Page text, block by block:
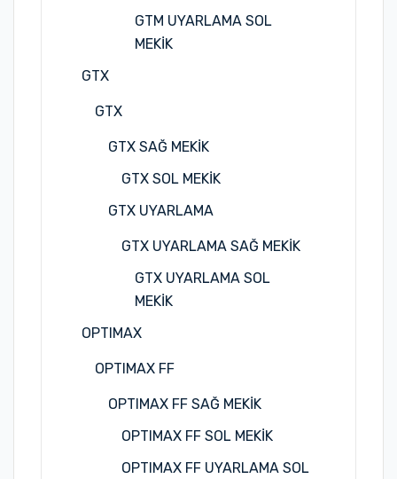
GTM UYARLAMA SOL
MEKİK
GTX
GTX
GTX SAĞ MEKİK
GTX SOL MEKİK
GTX UYARLAMA
GTX UYARLAMA SAĞ MEKİK
GTX UYARLAMA SOL
MEKİK
OPTIMAX
OPTIMAX FF
OPTIMAX FF SAĞ MEKİK
OPTIMAX FF SOL MEKİK
OPTIMAX FF UYARLAMA SOL